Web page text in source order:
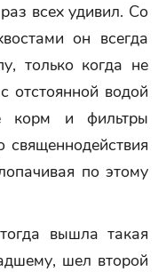
всех удивил. Со
он всегда
только когда не
отстоянной водой
корм и фильтры
по этому
вышла такая
шел второй